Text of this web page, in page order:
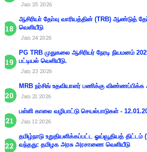
Jan 25 2026
ஆசிரியா் தோ்வு வாரியத்தின் (TRB) ஆண்டுத்
வெளியீடு
Jan 24 2026
PG TRB முதுகலை ஆசிரியர் நேரடி நியமனம்
பட்டியல் வெளியீடு.
Jan 23 2026
MRB நர்சிங் உதவியாளர் பணிக்கு விண்ணப்பிக்க
Jan 21 2026
பள்ளி காலை வழிபாட்டு செயல்பாடுகள் -
Jan 12 2026
தமிழ்நாடு உறுதியளிக்கப்பட்ட ஓய்வூதியத் திட்டம்
வந்தது: தமிழக அரசு அரசாணை வெளியீடு